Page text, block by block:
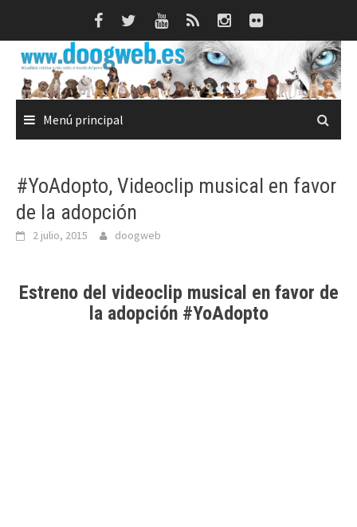
Menú principal
#YoAdopto, Videoclip musical en favor
de la adopción
2 julio, 2015 doogweb
Estreno del videoclip musical en favor de
la adopción #YoAdopto